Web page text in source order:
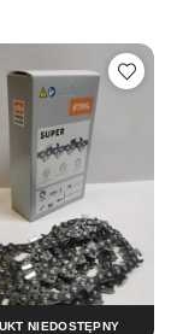
NIEDOSTĘPNY